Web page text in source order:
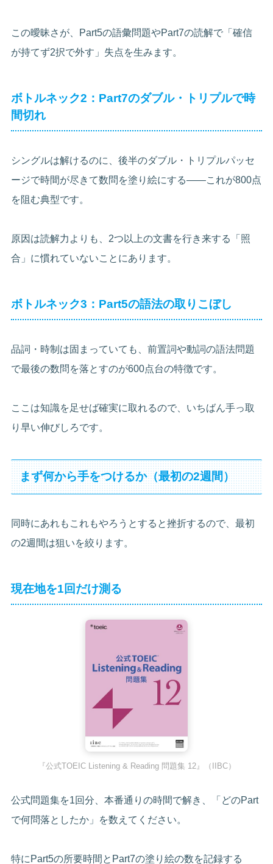
この曖昧さが、Part5の語彙問題やPart7の読解で「確信
が持てず2択で外す」失点を生みます。
ボトルネック2：Part7のダブル・トリプルで時
間切れ
シングルは解けるのに、後半のダブル・トリプルパッセ
ージで時間が尽きて数問を塗り絵にする——これが800点
を阻む典型です。
原因は読解力よりも、2つ以上の文書を行き来する「照
合」に慣れていないことにあります。
ボトルネック3：Part5の語法の取りこぼし
品詞・時制は固まっていても、前置詞や動詞の語法問題
で最後の数問を落とすのが600点台の特徴です。
ここは知識を足せば確実に取れるので、いちばん手っ取
り早い伸びしろです。
まず何から手をつけるか（最初の2週間）
同時にあれもこれもやろうとすると挫折するので、最初
の2週間は狙いを絞ります。
現在地を1回だけ測る
『公式TOEIC Listening & Reading 問題集 12』（IIBC）
公式問題集を1回分、本番通りの時間で解き、「どのPart
で何問落としたか」を数えてください。
特にPart5の所要時間とPart7の塗り絵の数を記録する